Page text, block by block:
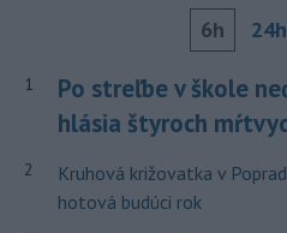
6h 24h
1
Po streľbe v škole
hlásia štyroch
2
Kruhová križovatka v
hotová budúci rok